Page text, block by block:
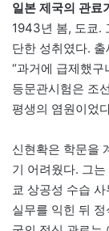
일본 제국의 관료
1943년 봄, 도쿄.
단한 성취였다.
“과거에 급제했구
등문관시험은 조
평생의 염원이었
신현확은 학문을
기 어려웠다. 그
쿄 상공성 수습
실무를 익힌 뒤